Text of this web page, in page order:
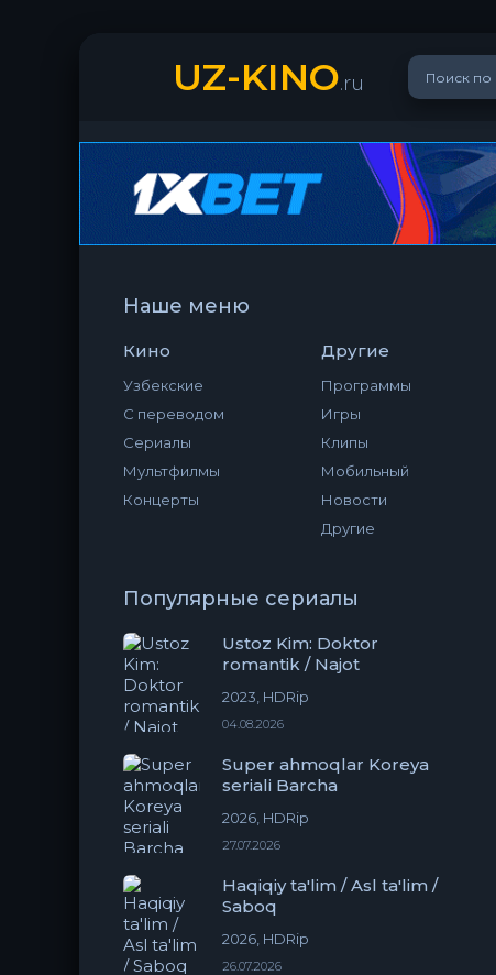
UZ-KINO.ru
Наше меню
Кино
Узбекские
С переводом
Сериалы
Мультфилмы
Концерты
Другие
Программы
Игры
Клипы
Мобильный
Новости
Другие
Популярные сериалы
Ustoz Kim: Doktor
romantik / Najot
2023, HDRip
04.08.2026
Super ahmoqlar Koreya
seriali Barcha
2026, HDRip
27.07.2026
Haqiqiy ta'lim / Asl ta'lim /
Saboq
2026, HDRip
26.07.2026